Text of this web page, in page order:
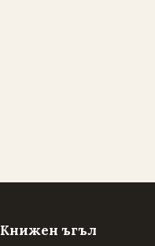
Книжен ъгъл